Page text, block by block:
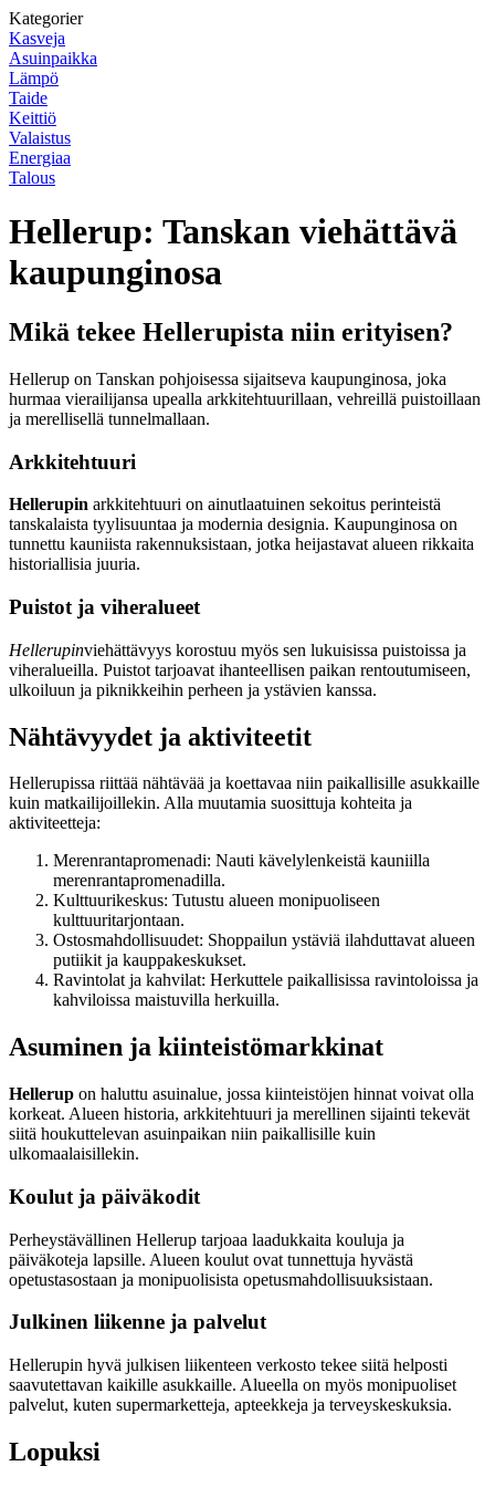
Kategorier
Kasveja
Asuinpaikka
Lämpö
Taide
Keittiö
Valaistus
Energiaa
Talous
Hellerup: Tanskan viehättävä
kaupunginosa
Mikä tekee Hellerupista niin erityisen?
Hellerup on Tanskan pohjoisessa sijaitseva kaupunginosa, joka
hurmaa vierailijansa upealla arkkitehtuurillaan, vehreillä puistoillaan
ja merellisellä tunnelmallaan.
Arkkitehtuuri
Hellerupin arkkitehtuuri on ainutlaatuinen sekoitus perinteistä
tanskalaista tyylisuuntaa ja modernia designia. Kaupunginosa on
tunnettu kauniista rakennuksistaan, jotka heijastavat alueen rikkaita
historiallisia juuria.
Puistot ja viheralueet
Hellerupinviehättävyys korostuu myös sen lukuisissa puistoissa ja
viheralueilla. Puistot tarjoavat ihanteellisen paikan rentoutumiseen,
ulkoiluun ja piknikkeihin perheen ja ystävien kanssa.
Nähtävyydet ja aktiviteetit
Hellerupissa riittää nähtävää ja koettavaa niin paikallisille asukkaille
kuin matkailijoillekin. Alla muutamia suosittuja kohteita ja
aktiviteetteja:
Merenrantapromenadi: Nauti kävelylenkeistä kauniilla
merenrantapromenadilla.
Kulttuurikeskus: Tutustu alueen monipuoliseen
kulttuuritarjontaan.
Ostosmahdollisuudet: Shoppailun ystäviä ilahduttavat alueen
putiikit ja kauppakeskukset.
Ravintolat ja kahvilat: Herkuttele paikallisissa ravintoloissa ja
kahviloissa maistuvilla herkuilla.
Asuminen ja kiinteistömarkkinat
Hellerup on haluttu asuinalue, jossa kiinteistöjen hinnat voivat olla
korkeat. Alueen historia, arkkitehtuuri ja merellinen sijainti tekevät
siitä houkuttelevan asuinpaikan niin paikallisille kuin
ulkomaalaisillekin.
Koulut ja päiväkodit
Perheystävällinen Hellerup tarjoaa laadukkaita kouluja ja
päiväkoteja lapsille. Alueen koulut ovat tunnettuja hyvästä
opetustasostaan ja monipuolisista opetusmahdollisuuksistaan.
Julkinen liikenne ja palvelut
Hellerupin hyvä julkisen liikenteen verkosto tekee siitä helposti
saavutettavan kaikille asukkaille. Alueella on myös monipuoliset
palvelut, kuten supermarketteja, apteekkeja ja terveyskeskuksia.
Lopuksi